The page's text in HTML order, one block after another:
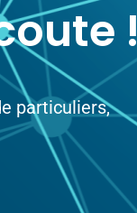
!
particuliers,